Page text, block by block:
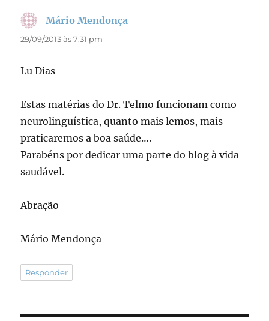
Mário Mendonça
29/09/2013 às 7:31 pm
Lu Dias
Estas matérias do Dr. Telmo funcionam como
neurolinguística, quanto mais lemos, mais
praticaremos a boa saúde….
Parabéns por dedicar uma parte do blog à vida
saudável.
Abração
Mário Mendonça
Responder